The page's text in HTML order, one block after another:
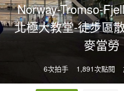
Norway-Tromso-
北極大教堂-徒步區
麥當勞
6次拍手 1,891次點閱